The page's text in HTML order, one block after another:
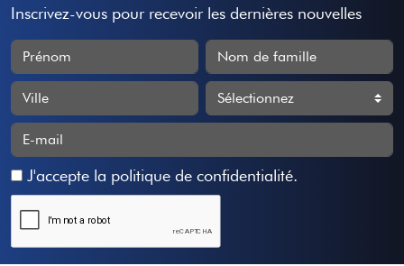
Inscrivez-vous pour recevoir les dernières nouvelles
J'accepte la politique de confidentialité.